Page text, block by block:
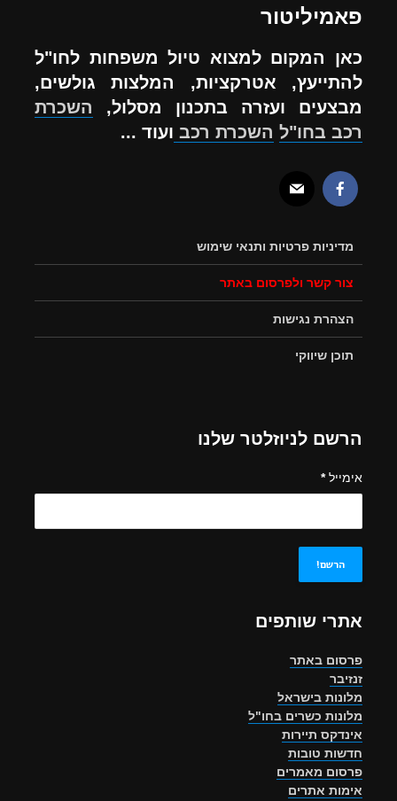
פאמיליטור
כאן המקום למצוא טיול משפחות לחו"ל
להתייעץ, אטרקציות, המלצות גולשים,
מבצעים ועזרה בתכנון מסלול, השכרת
רכב בחו"ל השכרת רכב ועוד ...
מדיניות פרטיות ותנאי שימוש
צור קשר ולפרסום באתר
הצהרת נגישות
תוכן שיווקי
הרשם לניוזלטר שלנו
אימייל*
אתרי שותפים
פרסום באתר
זנזיבר
מלונות בישראל
מלונות כשרים בחו"ל
אינדקס תיירות
חדשות טובות
פרסום מאמרים
אימות אתרים